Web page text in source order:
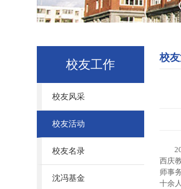
校友工作
校友风采
校友活动
校友名录
沈冯基金
校
西庆
师事
十余人